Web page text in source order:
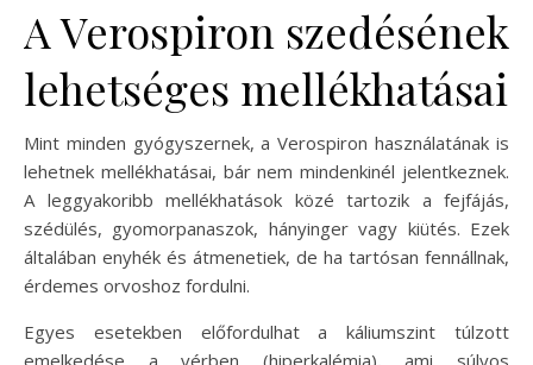
A Verospiron szedésének
lehetséges mellékhatásai
Mint minden gyógyszernek, a Verospiron használatának is
lehetnek mellékhatásai, bár nem mindenkinél jelentkeznek.
A leggyakoribb mellékhatások közé tartozik a fejfájás,
szédülés, gyomorpanaszok, hányinger vagy kiütés. Ezek
általában enyhék és átmenetiek, de ha tartósan fennállnak,
érdemes orvoshoz fordulni.
Egyes esetekben előfordulhat a káliumszint túlzott
emelkedése a vérben (hiperkalémia), ami súlyos